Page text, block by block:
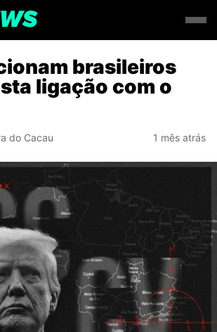
brasileiros
ligação com o
do Cacau 1 mês atrás